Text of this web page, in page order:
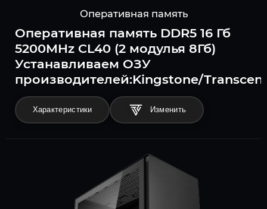
Оперативная память
Оперативная память DDR5 16 Гб
5200MHz CL40 (2 модулья 8Гб)
Устанавливаем ОЗУ
производителей:Kingstone/
Характеристики